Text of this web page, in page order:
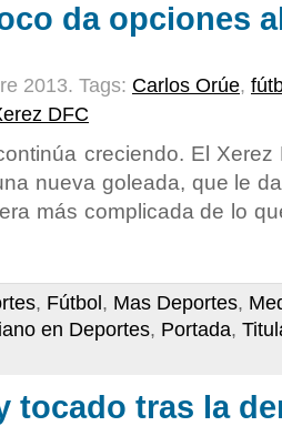
da opciones
2013. Tags: Carlos Orúe,
DFC
creciendo. El
nueva goleada, que le
más complicada de lo
, Fútbol , Mas Deportes,
en Deportes, Portada,
tocado tras la